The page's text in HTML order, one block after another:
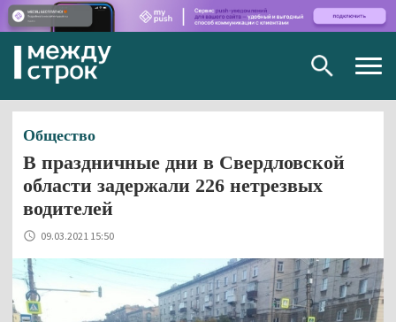
Общество
В праздничные дни в Свердловской
области задержали 226 нетрезвых
водителей
09.03.2021 15:50